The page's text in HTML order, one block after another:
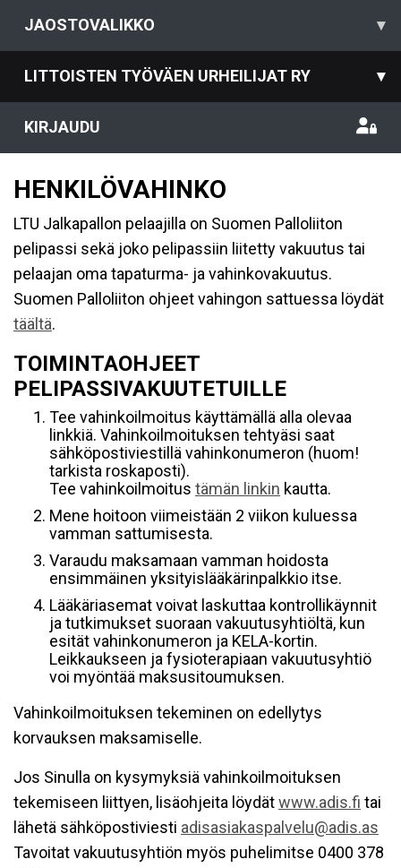
JAOSTOVALIKKO ▾
LITTOISTEN TYÖVÄEN URHEILIJAT RY ▾
KIRJAUDU
HENKILÖVAHINKO
LTU Jalkapallon pelaajilla on Suomen Palloliiton
pelipassi sekä joko pelipassiin liitetty vakuutus tai
pelaajan oma tapaturma- ja vahinkovakuutus.
Suomen Palloliiton ohjeet vahingon sattuessa löydät
täältä.
TOIMINTAOHJEET
PELIPASSIVAKUUTETUILLE
Tee vahinkoilmoitus käyttämällä alla olevaa
linkkiä. Vahinkoilmoituksen tehtyäsi saat
sähköpostiviestillä vahinkonumeron (huom!
tarkista roskaposti).
Tee vahinkoilmoitus tämän linkin kautta.
Mene hoitoon viimeistään 2 viikon kuluessa
vamman sattumisesta.
Varaudu maksamaan vamman hoidosta
ensimmäinen yksityislääkärinpalkkio itse.
Lääkäriasemat voivat laskuttaa kontrollikäynnit
ja tutkimukset suoraan vakuutusyhtiöltä, kun
esität vahinkonumeron ja KELA-kortin.
Leikkaukseen ja fysioterapiaan vakuutusyhtiö
voi myöntää maksusitoumuksen.
Vahinkoilmoituksen tekeminen on edellytys
korvauksen maksamiselle.
Jos Sinulla on kysymyksiä vahinkoilmoituksen
tekemiseen liittyen, lisäohjeita löydätwww.adis.fi tai
lähetä sähköpostiviesti adisasiakaspalvelu@adis.as
Tavoitat vakuutusyhtiön myös puhelimitse 0400 378